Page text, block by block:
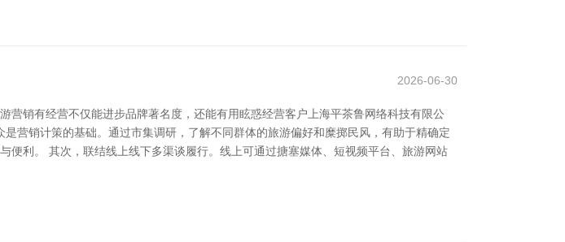
2026-06-30
销有经营不仅能进步品牌著名度，还能有用眩惑经营客户上海平茶鲁网络科技有限公
营销计策的基础。通过市集调研，了解不同群体的旅游偏好和糜掷民风，有助于精确定
利。 其次，联结线上线下多渠谈履行。线上可通过搪塞媒体、短视频平台、旅游网站